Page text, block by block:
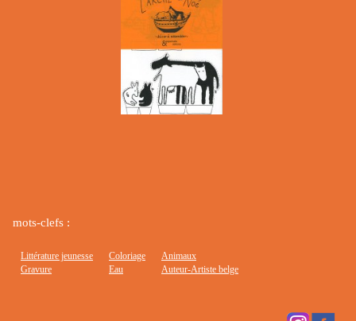
mots-clefs :
Littérature jeunesse
Gravure
Coloriage
Eau
Animaux
Auteur-Artiste belge